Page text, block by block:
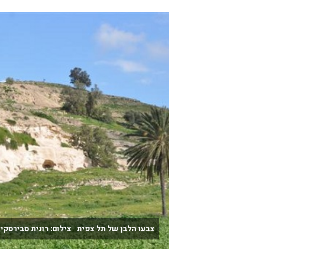
צבעו הלבן של תל צפית צילום: רונית סבירסקי